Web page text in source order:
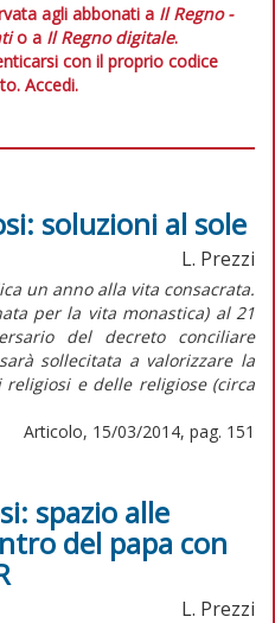
agli abbonati a Il Regno -
o a Il Regno digitale.
con il proprio codice
Accedi.
soluzioni al sole
L. Prezzi
un anno alla vita consacrata.
per la vita monastica) al 21
del decreto conciliare
sollecitata a valorizzare la
e delle religiose (circa
Articolo, 15/03/2014, pag. 151
spazio alle
del papa con
L. Prezzi